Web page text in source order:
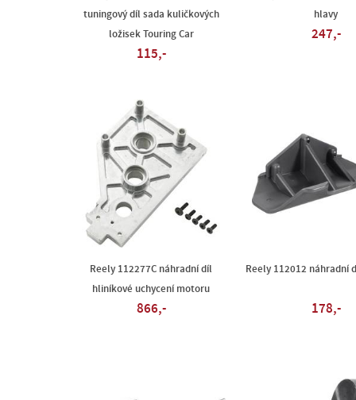
tuningový díl sada kuličkových
ložisek Touring Car
115,-
hlavy
247,-
Reely 112277C náhradní díl
hliníkové uchycení motoru
866,-
Reely 112012 náhradní
178,-